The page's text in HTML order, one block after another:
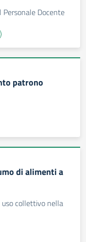
Personale Docente
patrono
di alimenti a
collettivo nella